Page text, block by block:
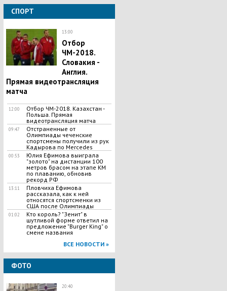
СПОРТ
13:00
Отбор
ЧМ-2018.
Словакия -
Англия.
Прямая видеотрансляция
матча
12:00
Отбор ЧМ-2018. Казахстан -
Польша. Прямая
видеотрансляция матча
09:47
Отстраненные от
Олимпиады чеченские
спортсмены получили из рук
Кадырова по Mercedes
00:53
Юлия Ефимова выиграла
"золото" на дистанции 100
метров брасом на этапе КМ
по плаванию, обновив
рекорд РФ
13:11
Пловчиха Ефимова
рассказала, как к ней
относятся спортсменки из
США после Олимпиады
01:02
Кто король? "Зенит" в
шутливой форме ответил на
предложение "Burger King" о
смене названия
ВСЕ НОВОСТИ »
ФОТО
20:40